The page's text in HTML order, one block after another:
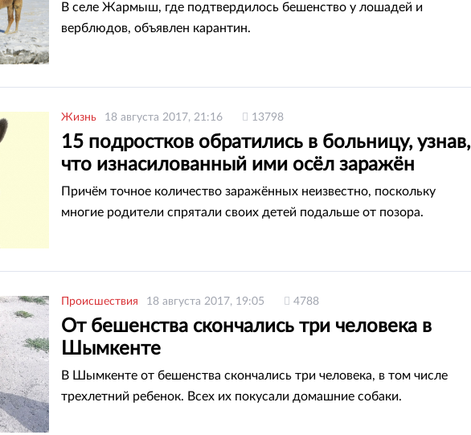
В селе Жармыш, где подтвердилось бешенство у лошадей и
верблюдов, объявлен карантин.
Жизнь 18 августа 2017, 21:16 13798
15 подростков обратились в больницу, узнав,
что изнасилованный ими осёл заражён
Причём точное количество заражённых неизвестно, поскольку
многие родители спрятали своих детей подальше от позора.
Происшествия 18 августа 2017, 19:05 4788
От бешенства скончались три человека в
Шымкенте
В Шымкенте от бешенства скончались три человека, в том числе
трехлетний ребенок. Всех их покусали домашние собаки.